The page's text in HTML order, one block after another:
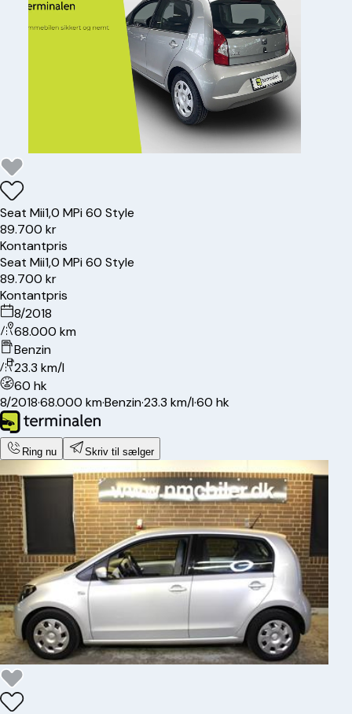
Seat Mii1,0 MPi 60 Style
89.700 kr
Kontantpris
Seat Mii1,0 MPi 60 Style
89.700 kr
Kontantpris
8/2018
68.000 km
Benzin
23.3 km/l
60 hk
8/2018·68.000 km·Benzin·23.3 km/l·60 hk
Ring nu Skriv til sælger